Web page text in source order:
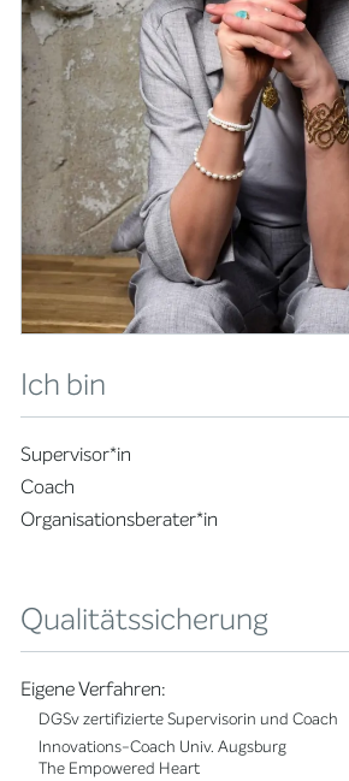
Ich bin
Supervisor*in
Coach
Organisationsberater*in
Qualitätssicherung
Eigene Verfahren:
DGSv zertifizierte Supervisorin und Coach
Innovations-Coach Univ. Augsburg
The Empowered Heart